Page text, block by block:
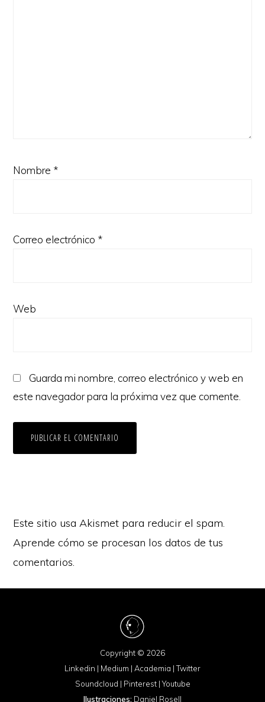
Nombre *
Correo electrónico *
Web
Guarda mi nombre, correo electrónico y web en
este navegador para la próxima vez que comente.
Este sitio usa Akismet para reducir el spam.
Aprende cómo se procesan los datos de tus
comentarios.
Copyright © 2026
Linkedin | Medium | Academia |Twitter
Soundcloud | Pinterest|Youtube
Ilustraciones: Daniel Rosell